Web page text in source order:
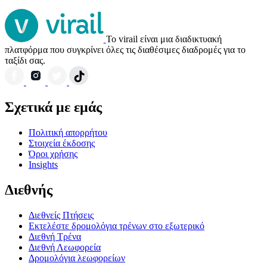
Το virail είναι μια διαδικτυακή
πλατφόρμα που συγκρίνει όλες τις διαθέσιμες διαδρομές για το
ταξίδι σας.
Σχετικά με εμάς
Πολιτική απορρήτου
Στοιχεία έκδοσης
Όροι χρήσης
Insights
Διεθνής
Διεθνείς Πτήσεις
Εκτελέστε δρομολόγια τρένων στο εξωτερικό
Διεθνή Τρένα
Διεθνή Λεωφορεία
Δρομολόγια λεωφορείων